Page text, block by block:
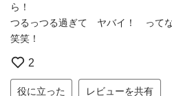
ら！
つるっつる過ぎて ヤバイ！ ってな
笑笑！
2
役に立った レビューを共有